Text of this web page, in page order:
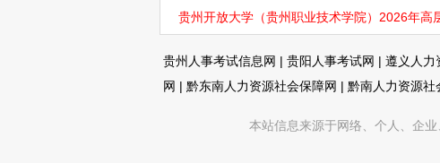
贵州开放大学（贵州职业技术学院）2026年高
贵州人事考试信息网 | 贵阳人事考试网 | 遵义人力
网 | 黔东南人力资源社会保障网 | 黔南人力资源社
本站信息来源于网络、个人、企